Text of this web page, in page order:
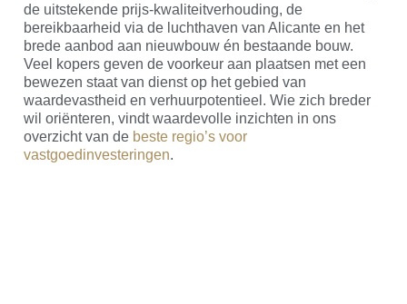
de uitstekende prijs-kwaliteitverhouding, de
bereikbaarheid via de luchthaven van Alicante en het
brede aanbod aan nieuwbouw én bestaande bouw.
Veel kopers geven de voorkeur aan plaatsen met een
bewezen staat van dienst op het gebied van
waardevastheid en verhuurpotentieel. Wie zich breder
wil oriënteren, vindt waardevolle inzichten in ons
overzicht van de beste regio’s voor
vastgoedinvesteringen.